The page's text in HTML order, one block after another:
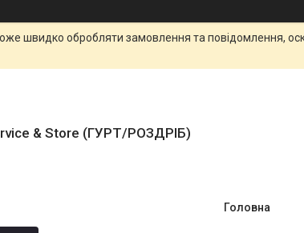
швидко обробляти замовлення та повідомлення,
& Store (ГУРТ/РОЗДРІБ)
Головна